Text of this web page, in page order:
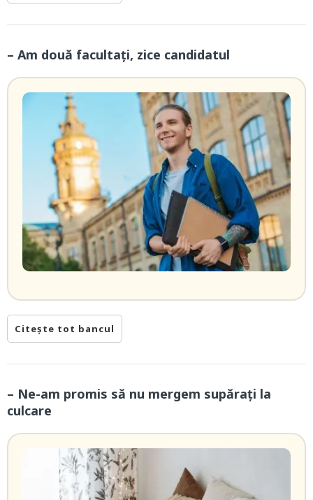
– Am două facultați, zice candidatul
Citește tot bancul
– Ne-am promis să nu mergem supărați la
culcare